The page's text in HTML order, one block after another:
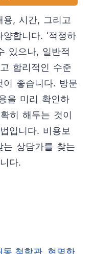
용, 시간, 그리고
합니다. ‘적정하
있으나, 일반적
합리적인 수준
좋습니다. 방문
을 미리 확인하
히 해두는 것이
입니다. 비용보
는 상담가를 찾는
다.